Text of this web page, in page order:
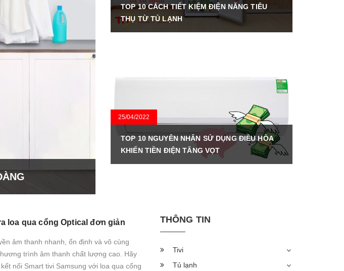
TOP 10 CÁCH TIẾT KIỆM ĐIỆN NĂNG TIÊU
THỤ TỪ TỦ LẠNH
25/04/2022
TOP 10 NGUYÊN NHÂN SỬ DỤNG ĐIỀU HÒA
KHIẾN TIỀN ĐIỆN TĂNG VỌT
loa qua cổng Optical đơn giản
âm thanh nhanh, ổn định và vô cùng
trình âm thanh chất lượng cao. Hãy
nối Smart tivi Samsung với loa qua cổng
THÔNG TIN
Tivi
Tủ lạnh